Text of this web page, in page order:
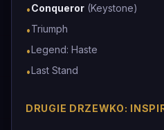
•Conqueror (Keystone)
•Triumph
•Legend: Haste
•Last Stand
DRUGIE DRZEWKO: